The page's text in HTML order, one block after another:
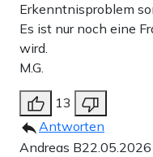
Erkenntnisproblem
Es ist nur noch eine
wird.
M.G.
13
Antworten
Andreas B